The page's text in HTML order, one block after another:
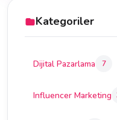
Kategoriler
Dijital Pazarlama 7
Influencer Marketing